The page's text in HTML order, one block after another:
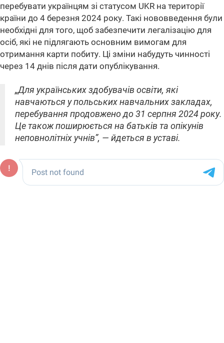
перебувати українцям зі статусом UKR на території
країни до 4 березня 2024 року. Такі нововведення були
необхідні для того, щоб забезпечити легалізацію для
осіб, які не підлягають основним вимогам для
отримання карти побиту. Ці зміни набудуть чинності
через 14 днів після дати опублікування.
„Для українських здобувачів освіти, які
навчаються у польських навчальних закладах,
перебування продовжено до 31 серпня 2024 року.
Це також поширюється на батьків та опікунів
неповнолітніх учнів”, — йдеться в уставі.